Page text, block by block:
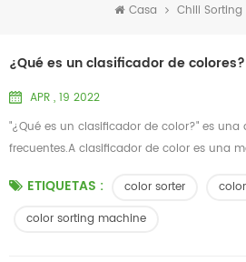
Casa Chili
¿Qué es un clasificador de colores?
APR , 19 2022
"¿Qué es un clasificador de color?" es
frecuentes.A clasificador de color es una
uso de tecnología de detección óptica.
mejorar la calidad del material mediante
ETIQUETAS : color sorter
color sorting machine